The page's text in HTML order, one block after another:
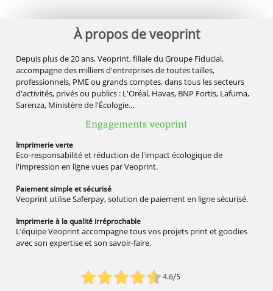
À propos de veoprint
Depuis plus de 20 ans, Veoprint, filiale du Groupe Fiducial,
accompagne des milliers d'entreprises de toutes tailles,
professionnels, PME ou grands comptes, dans tous les secteurs
d'activités, privés ou publics : L'Oréal, Havas, BNP Fortis, Lafuma,
Sarenza, Ministère de l'Écologie…
Engagements veoprint
4.6/5
Imprimerieverte
Eco-responsabilité et réduction de l'impact écologique de
l'impression en ligne vues par Veoprint.
Paiement simpleet sécurisé
Veoprint utilise Saferpay, solution de paiement en ligne sécurisé.
Imprimerie à la qualité irréprochable
L’équipe Veoprint accompagne tous vos projets print et goodies
avec son expertise et son savoir-faire.